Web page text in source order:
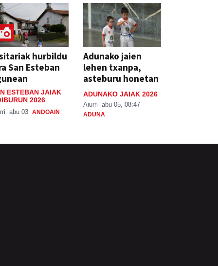
hurbildu
San Esteban
ESTEBAN JAIAK
2026
abu 03 ANDOAIN
Adunako jaien
lehen txanpa,
asteburu honetan
ADUNAKO JAIAK 2026
Aiurri abu 05, 08:47
ADUNA